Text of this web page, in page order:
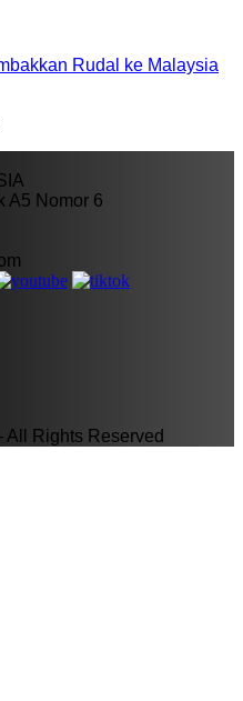
Rudal ke Malaysia
A5 Nomor 6
All Rights Reserved